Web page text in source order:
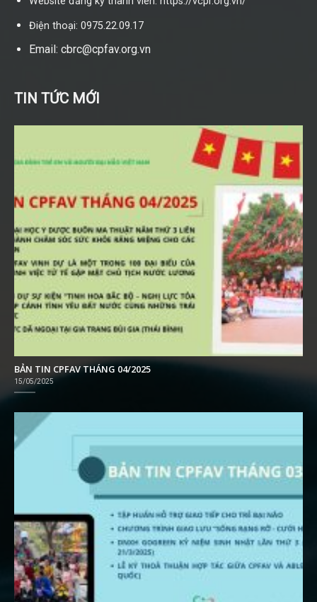
Điện thoại: 0975.22.09.17
Email: cbrc@cpfav.org.vn
TIN TỨC MỚI
BẢN TIN CPFAV THÁNG 04/2025
15/05/2025